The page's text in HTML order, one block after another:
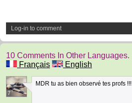
Log-in to comment
10 Comments In Other Languages.
Français
English
7
MDR tu as bien observé tes profs !!!